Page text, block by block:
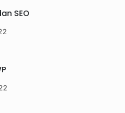
SEO